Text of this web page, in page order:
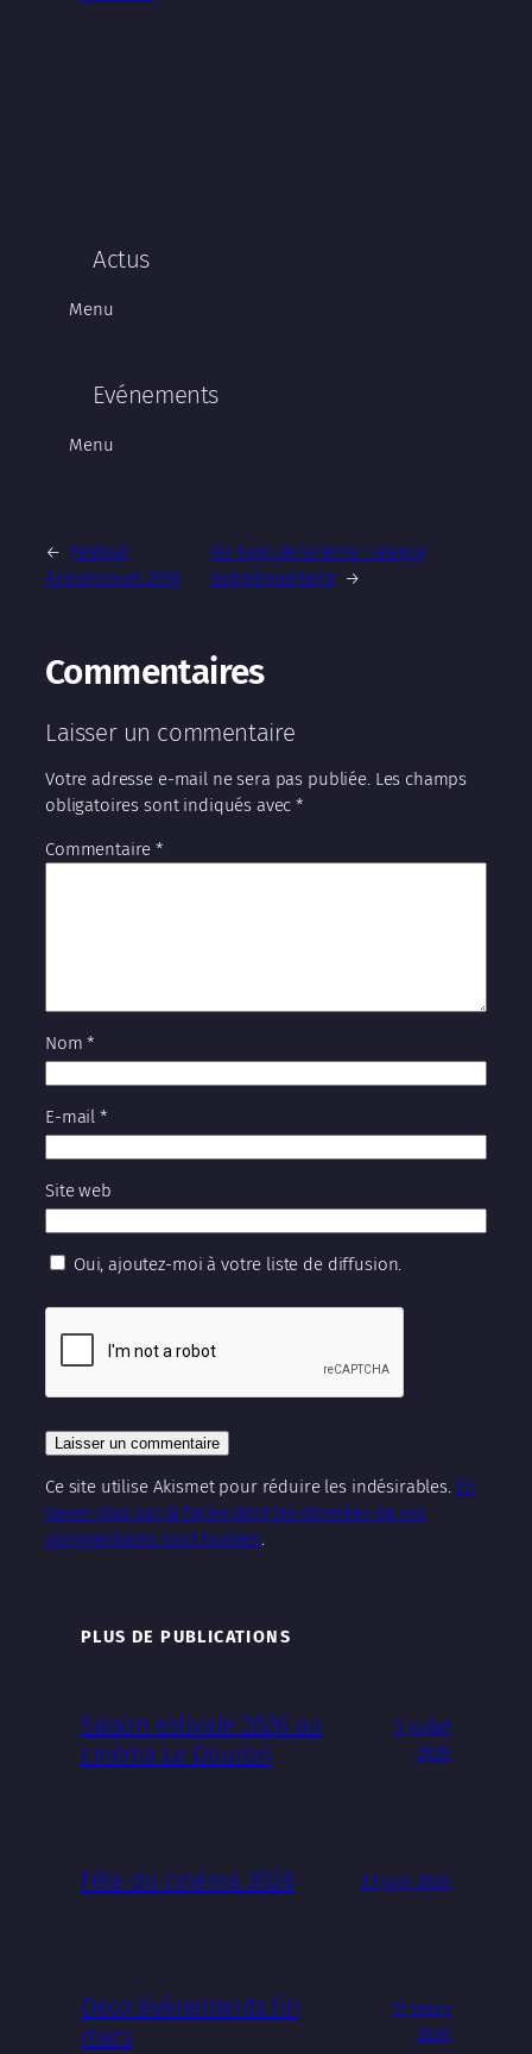
Actus
Menu
Evénements
Menu
←
Festival
Armoricourt 2019
Au nom de la terre : séance
supplémentaire →
Commentaires
Laisser un commentaire
Votre adresse e-mail ne sera pas publiée. Les champs
obligatoires sont indiqués avec*
Commentaire*
Nom*
E-mail *
Site web
Oui, ajoutez-moi à votre liste de diffusion.
Ce site utilise Akismet pour réduire les indésirables. En
savoir plus sur la façon dont les données de vos
commentaires sont traitées.
PLUS DE PUBLICATIONS
Saison estivale 2026 au
cinéma Le Douron
3 juillet
2026
Fête du cinéma 2026 23 juin 2026
Deux événements fin
mars
17 mars
2026